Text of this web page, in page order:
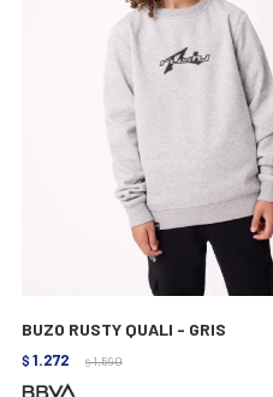
BUZO RUSTY QUALI - GRIS
$ 1.272 $ 1.590